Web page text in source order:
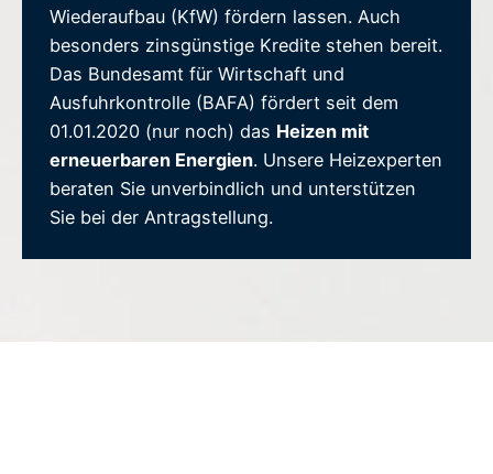
Wiederaufbau (KfW) fördern lassen. Auch
besonders zinsgünstige Kredite stehen bereit.
Das Bundesamt für Wirtschaft und
Ausfuhrkontrolle (BAFA) fördert seit dem
01.01.2020 (nur noch) das Heizen mit
erneuerbaren Energien. Unsere Heizexperten
beraten Sie unverbindlich und unterstützen
Sie bei der Antragstellung.